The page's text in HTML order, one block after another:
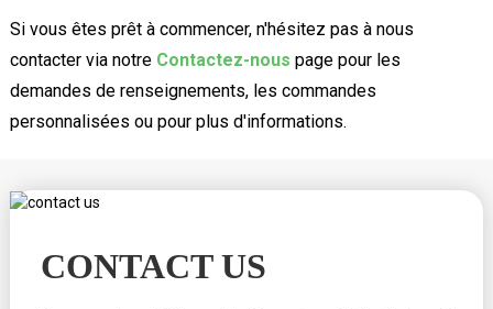
Si vous êtes prêt à commencer, n'hésitez pas à nous
contacter via notreContactez-nous page pour les
demandes de renseignements, les commandes
personnalisées ou pour plus d'informations.
CONTACT US